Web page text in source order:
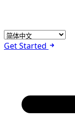
Get Started